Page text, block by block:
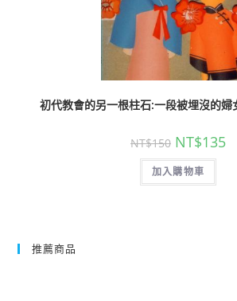
初代教會的另一根柱石:一段被埋沒的婦
NT$150 NT$135
加入購物車
推薦商品